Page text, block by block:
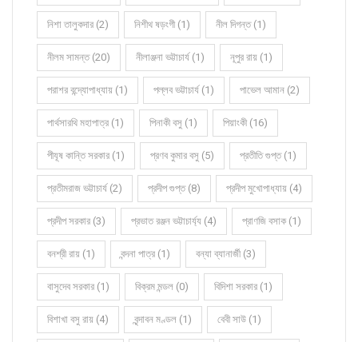
নিশা তালুকদার (2) নিশীথ ষড়ংগী (1) নীল দিগন্ত (1)
নীলম সামন্ত (20) নীলাঞ্জনা ভট্টাচার্য (1) নূপুর রায় (1)
পরাশর বন্দ্যোপাধ্যায় (1) পল্লব ভট্টাচার্য (1) পাভেল আমান (2)
পার্থসারথি মহাপাত্র (1) পিনাকী বসু (1) পিয়াংকী (16)
পীযূষ কান্তি সরকার (1) প্রণব কুমার বসু (5) প্রতীতি গুপ্ত (1)
প্রতীমরাজ ভট্টাচার্য (2) প্রদীপ গুপ্ত (8) প্রদীপ মুখোপাধ্যায় (4)
প্রদীপ সরকার (3) প্রভাত রঞ্জন ভট্টাচার্য্য (4) প্রাণজি বসাক (1)
বনশ্রী রায় (1) বন্দনা পাত্র (1) বন্যা ব্যানার্জী (3)
বাসুদেব সরকার (1) বিক্রম মন্ডল (0) বিদিশা সরকার (1)
বিশাখা বসু রায় (4) বৃন্দাবন মণ্ডল (1) বেবী সাউ (1)